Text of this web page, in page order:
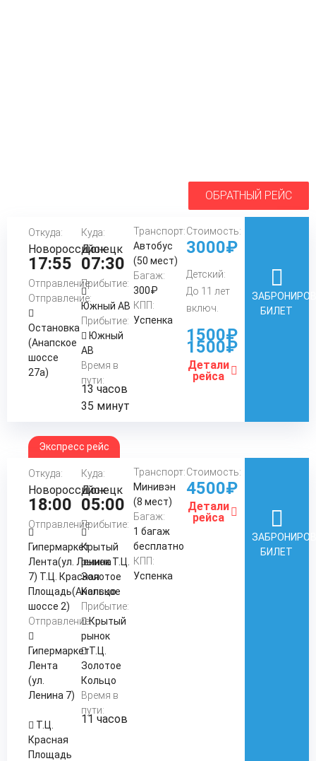
ОБРАТНЫЙ РЕЙС
Откуда:
Новороссийск
17:55
Отправление:
Отправление:
Остановка
(Анапское
шоссе
27а)
Куда:
Донецк
07:30
Прибытие:
Южный АВ
Прибытие:
Южный
АВ
Время в
пути:
13 часов
35 минут
Транспорт:
Автобус
(50 мест)
Багаж:
300₽
КПП:
Успенка
Стоимость:
3000₽
Детский:
До 11 лет
включ.
1500₽
1500₽
Детали
рейса
БИЛЕТ
Экспресс рейс
Откуда:
Новороссийск
18:00
Отправление:
Гипермаркет
Лента(ул. Ленина
7) Т.Ц. Красная
Площадь(Анапское
шоссе 2)
Отправление:
Гипермаркет
Лента
(ул.
Ленина 7)
Т.Ц.
Красная
Площадь
Куда:
Донецк
05:00
Прибытие:
Крытый
рынок Т.Ц.
Золотое
Кольцо
Прибытие:
Крытый
рынок
Т.Ц.
Золотое
Кольцо
Время в
пути:
11 часов
Транспорт:
Минивэн
(8 мест)
Багаж:
1 багаж
бесплатно
КПП:
Успенка
Стоимость:
4500₽
Детали
рейса
БИЛЕТ